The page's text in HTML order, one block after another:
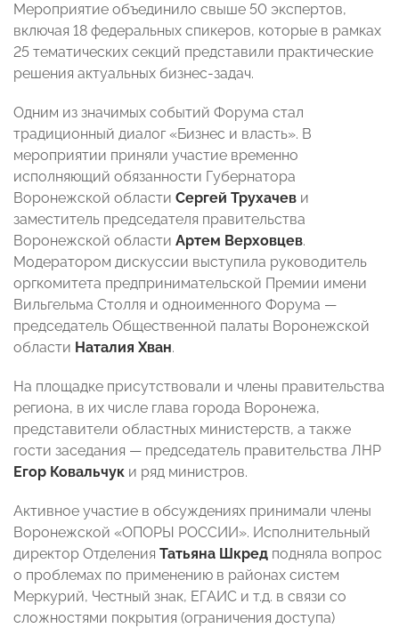
Мероприятие объединило свыше 50 экспертов,
включая 18 федеральных спикеров, которые в рамках
25 тематических секций представили практические
решения актуальных бизнес-задач.
Одним из значимых событий Форума стал
традиционный диалог «Бизнес и власть». В
мероприятии приняли участие временно
исполняющий обязанности Губернатора
Воронежской области Сергей Трухачев и
заместитель председателя правительства
Воронежской области Артем Верховцев.
Модератором дискуссии выступила руководитель
оргкомитета предпринимательской Премии имени
Вильгельма Столля и одноименного Форума —
председатель Общественной палаты Воронежской
области Наталия Хван.
На площадке присутствовали и члены правительства
региона, в их числе глава города Воронежа,
представители областных министерств, а также
гости заседания — председатель правительства ЛНР
Егор Ковальчук и ряд министров.
Активное участие в обсуждениях принимали члены
Воронежской «ОПОРЫ РОССИИ». Исполнительный
директор Отделения Татьяна Шкред подняла вопрос
о проблемах по применению в районах систем
Меркурий, Честный знак, ЕГАИС и т.д. в связи со
сложностями покрытия (ограничения доступа)